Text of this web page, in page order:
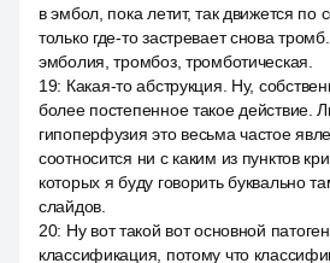
в эмбол, пока летит, так движется по
только где-то застревает снова
эмболия, тромбоз, тромботическая.
19: Какая-то абструкция. Ну,
более постепенное такое действие.
гипоперфузия это весьма частое
соотносится ни с каким из пунктов
которых я буду говорить буквально
слайдов.
20: Ну вот такой вот основной
классификация, потому что